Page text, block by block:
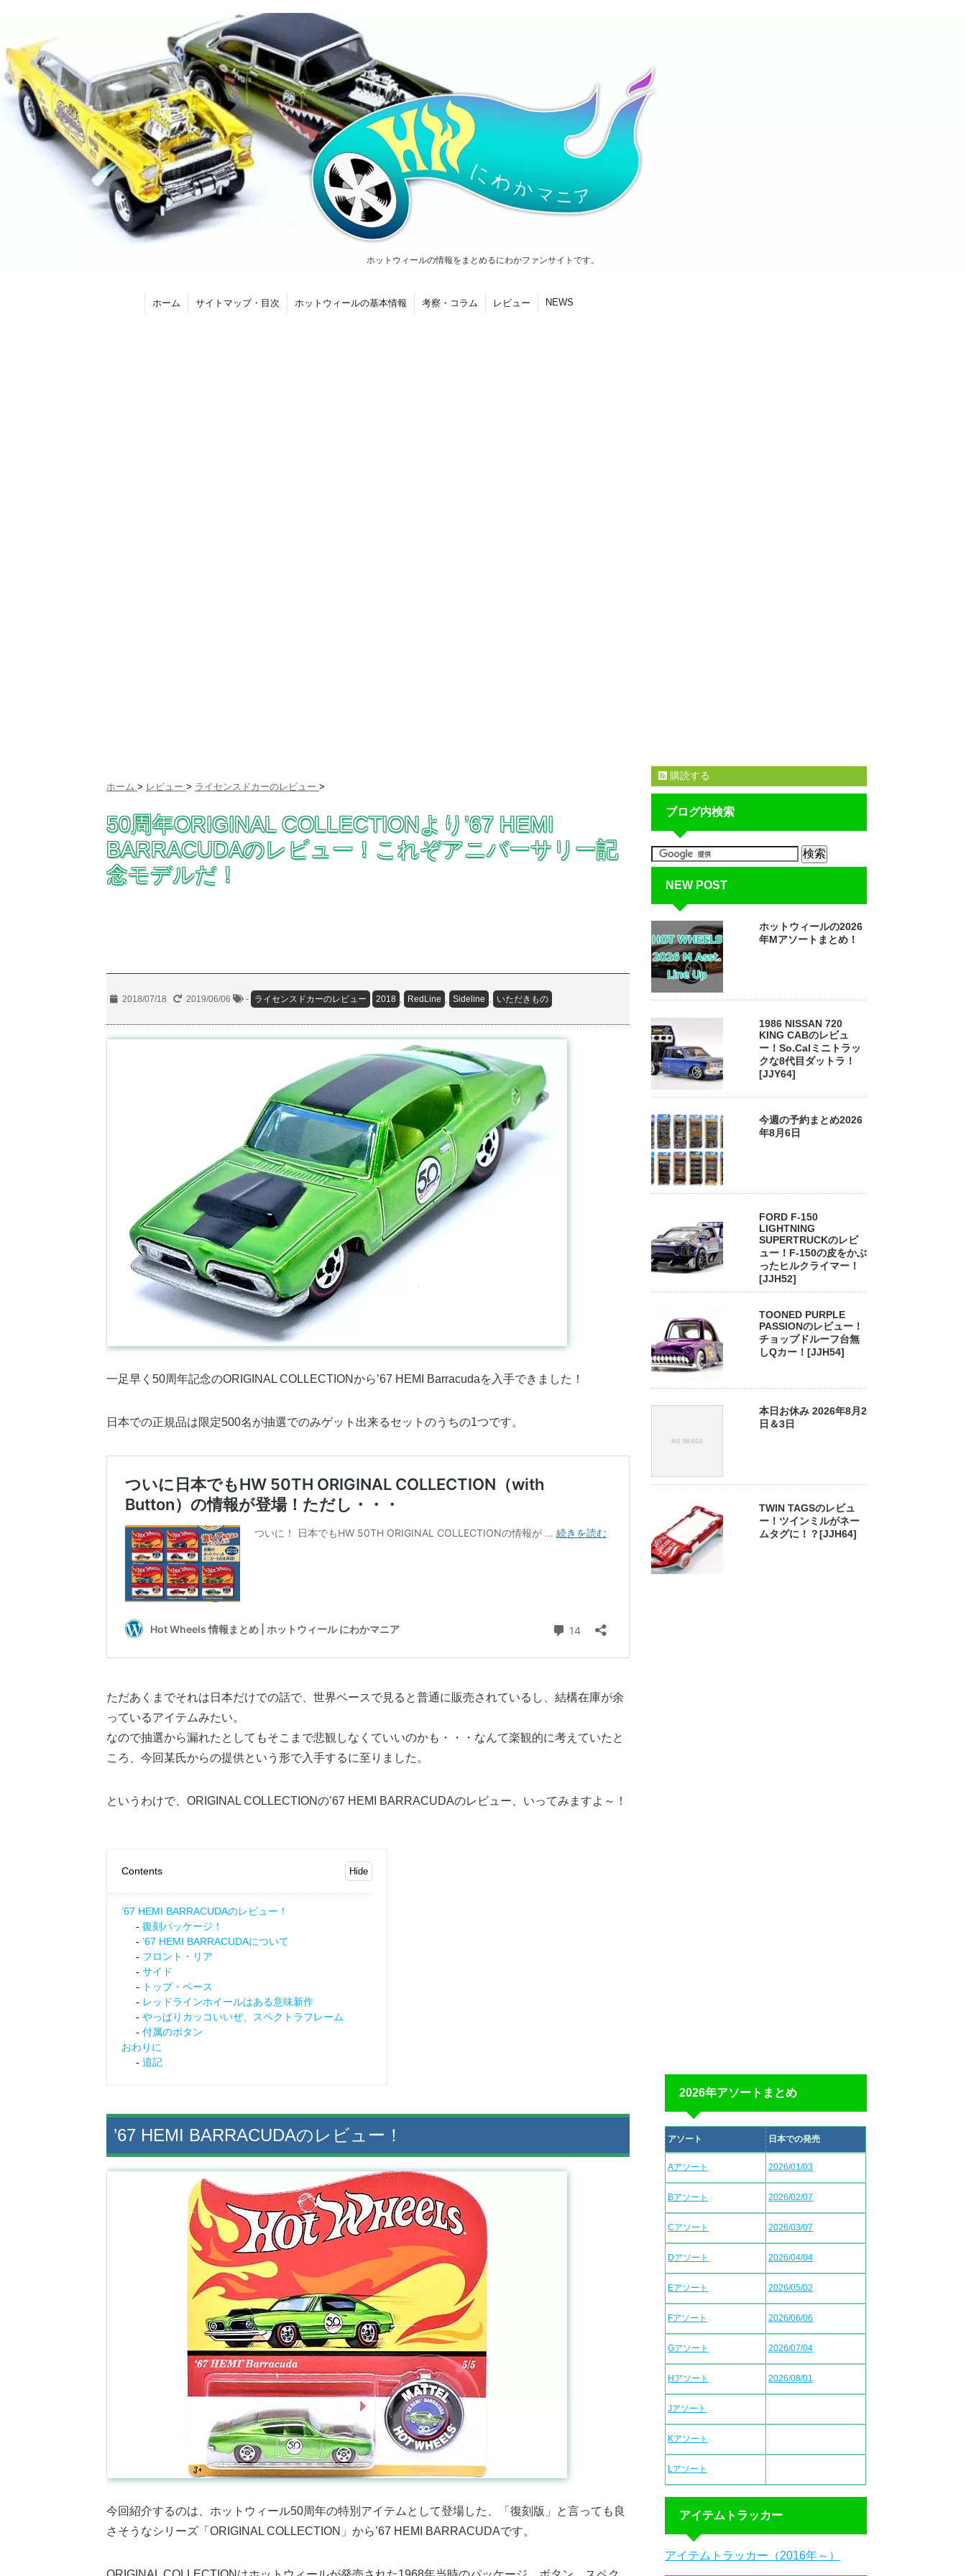
ホットウィールの情報をまとめるにわかファンサイトです。
ホーム サイトマップ・目次 ホットウィールの基本情報 考察・コラム レビュー NEWS
ホーム > レビュー > ライセンスドカーのレビュー >
50周年ORIGINAL COLLECTIONより’67 HEMI
BARRACUDAのレビュー！これぞアニバーサリー記
念モデルだ！
2018/07/18 2019/06/06 - ライセンスドカーのレビュー 2018 , RedLine , Sideline , いただきもの
一足早く50周年記念のORIGINAL COLLECTIONから’67 HEMI Barracudaを入手できました！
日本での正規品は限定500名が抽選でのみゲット出来るセットのうちの1つです。
ただあくまでそれは日本だけでの話で、世界ベースで見ると普通に販売されているし、結構在庫が余
っているアイテムみたい。
なので抽選から漏れたとしてもそこまで悲観しなくていいのかも・・・なんて楽観的に考えていたと
ころ、今回某氏からの提供という形で入手するに至りました。
というわけで、ORIGINAL COLLECTIONの’67 HEMI BARRACUDAのレビュー、いってみますよ～！
Contents
’67 HEMI BARRACUDAのレビュー！
復刻パッケージ！
’67 HEMI BARRACUDAについて
フロント・リア
サイド
トップ・ベース
レッドラインホイールはある意味新作
やっぱりカッコいいぜ、スペクトラフレーム
付属のボタン
おわりに
追記
’67 HEMI BARRACUDAのレビュー！
今回紹介するのは、ホットウィール50周年の特別アイテムとして登場した、「復刻版」と言っても良
さそうなシリーズ「ORIGINAL COLLECTION」から’67 HEMI BARRACUDAです。
購読する
ブログ内検索
NEW POST
ホットウィールの2026
年Mアソートまとめ！
1986 NISSAN 720
KING CABのレビュ
ー！So.Calミニトラッ
クな8代目ダットラ！
[JJY64]
今週の予約まとめ2026
年8月6日
FORD F-150
LIGHTNING
SUPERTRUCKのレビ
ュー！F-150の皮をかぶ
ったヒルクライマー！
[JJH52]
TOONED PURPLE
PASSIONのレビュー！
チョップドルーフ台無
しQカー！[JJH54]
本日お休み 2026年8月2
日＆3日
TWIN TAGSのレビュ
ー！ツインミルがネー
ムタグに！？[JJH64]
2026年アソートまとめ
アソート 日本での発売
Aアソート 2026/01/03
Bアソート 2026/02/07
Cアソート 2026/03/07
Dアソート 2026/04/04
Eアソート 2026/05/02
Fアソート 2026/06/06
Gアソート 2026/07/04
Hアソート 2026/08/01
Jアソート
Kアソート
Lアソート
アイテムトラッカー
アイテムトラッカー（2016年～）